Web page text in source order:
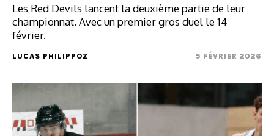
Les Red Devils lancent la deuxième partie de leur
championnat. Avec un premier gros duel le 14
février.
LUCAS PHILIPPOZ 5 FÉVRIER 2026